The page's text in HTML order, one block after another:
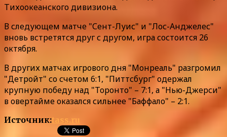
Тихоокеанского дивизиона.
В следующем матче "Сент-Луис" и "Лос-Анджелес"
вновь встретятся друг с другом, игра состоится 26
октября.
В других матчах игрового дня "Монреаль" разгромил
"Детройт" со счетом 6:1, "Питтсбург" одержал
крупную победу над "Торонто" – 7:1, а "Нью-Джерси"
в овертайме оказался сильнее "Баффало" – 2:1.
Источник:tass.ru